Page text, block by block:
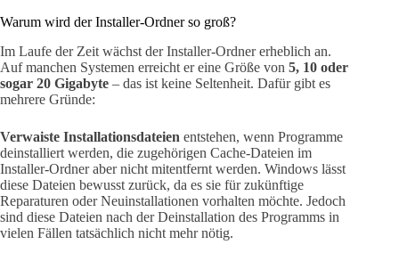
Warum wird der Installer-Ordner so groß?
Im Laufe der Zeit wächst der Installer-Ordner erheblich an.
Auf manchen Systemen erreicht er eine Größe von 5, 10 oder
sogar 20 Gigabyte – das ist keine Seltenheit. Dafür gibt es
mehrere Gründe:
Verwaiste Installationsdateien entstehen, wenn Programme
deinstalliert werden, die zugehörigen Cache-Dateien im
Installer-Ordner aber nicht mitentfernt werden. Windows lässt
diese Dateien bewusst zurück, da es sie für zukünftige
Reparaturen oder Neuinstallationen vorhalten möchte. Jedoch
sind diese Dateien nach der Deinstallation des Programms in
vielen Fällen tatsächlich nicht mehr nötig.